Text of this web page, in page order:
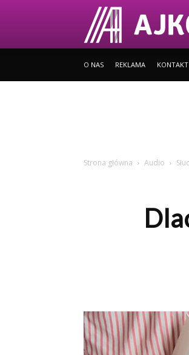
O NAS REKLAMA KONTAKT
Strona główna Audio